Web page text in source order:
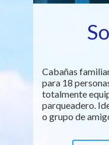
Cabañas
para 18
totalmente
parqueadero.
o grupo de